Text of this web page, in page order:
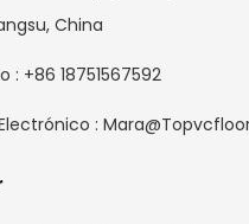
China
: +86 18751567592
: